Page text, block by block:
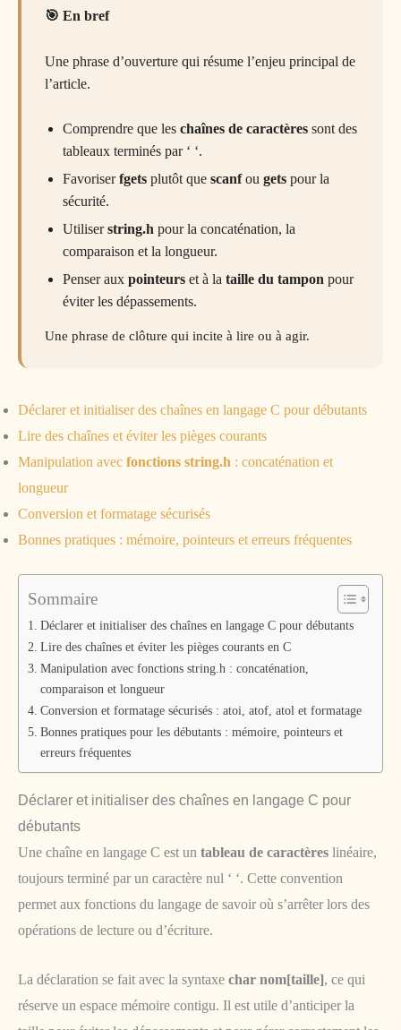
En bref
Une phrase d’ouverture qui résume l’enjeu principal de
l’article.
Comprendre que les chaînes de caractères sont des
tableaux terminés par ‘ ‘.
Favoriserfgets plutôt que scanfou gets pour la
sécurité.
Utiliserstring.h pour la concaténation, la
comparaison et la longueur.
Penser aux pointeurs et à la taille du tampon pour
éviter les dépassements.
Une phrase de clôture qui incite à lire ou à agir.
Déclarer et initialiser des chaînes en langage C pour débutants
Lire des chaînes et éviter les pièges courants
Manipulation avec fonctions string.h : concaténation et
longueur
Conversion et formatage sécurisés
Bonnes pratiques : mémoire, pointeurs et erreurs fréquentes
Sommaire
Déclarer et initialiser des chaînes en langage C pour débutants
Lire des chaînes et éviter les pièges courants en C
Manipulation avec fonctions string.h : concaténation,
comparaison et longueur
Conversion et formatage sécurisés : atoi, atof, atol et formatage
Bonnes pratiques pour les débutants : mémoire, pointeurs et
erreurs fréquentes
Déclarer et initialiser des chaînes en langage C pour
débutants
Une chaîne en langage C est un tableau de caractères linéaire,
toujours terminé par un caractère nul ‘ ‘. Cette convention
permet aux fonctions du langage de savoir où s’arrêter lors des
opérations de lecture ou d’écriture.
La déclaration se fait avec la syntaxe char nom[taille], ce qui
réserve un espace mémoire contigu. Il est utile d’anticiper la